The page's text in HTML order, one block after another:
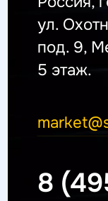
ул.
под. 9,
5 этаж.
8